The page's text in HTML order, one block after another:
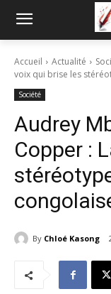
Accueil Actualité
voix qui brise les
Société
Audrey
Copper :
By Chloé Kasong